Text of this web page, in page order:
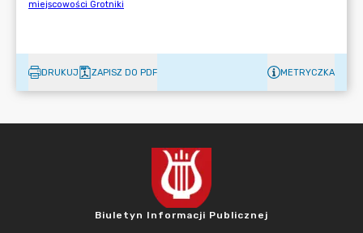
DRUKUJ ZAPISZ DO PDF METRYCZKA
Biuletyn Informacji Publicznej